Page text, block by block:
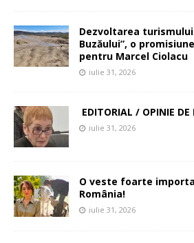
Dezvoltarea
Buzăului”, o
pentru Marcel Ciolacu
iulie 31, 2026
EDITORIAL / OPINIE DE
iulie 31, 2026
O veste foarte
România!
iulie 31, 2026